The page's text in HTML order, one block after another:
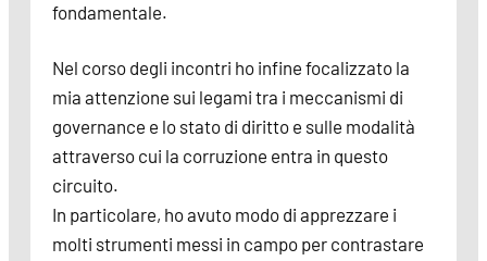
fondamentale.
Nel corso degli incontri ho infine focalizzato la
mia attenzione sui legami tra i meccanismi di
governance e lo stato di diritto e sulle modalità
attraverso cui la corruzione entra in questo
circuito.
In particolare, ho avuto modo di apprezzare i
molti strumenti messi in campo per contrastare